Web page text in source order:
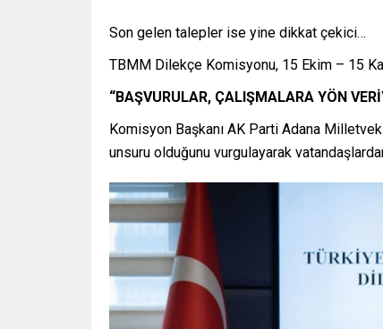
Son gelen talepler ise yine dikkat çekici…
TBMM Dilekçe Komisyonu, 15 Ekim – 15
“BAŞVURULAR, ÇALIŞMALARA YÖN
Komisyon Başkanı AK Parti Adana
unsuru olduğunu vurgulayarak